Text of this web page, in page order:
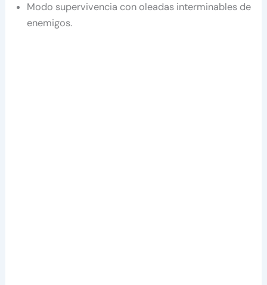
Modo supervivencia con oleadas interminables de
enemigos.